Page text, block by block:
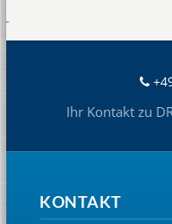
Ihr Kontakt zu
KONTAKT